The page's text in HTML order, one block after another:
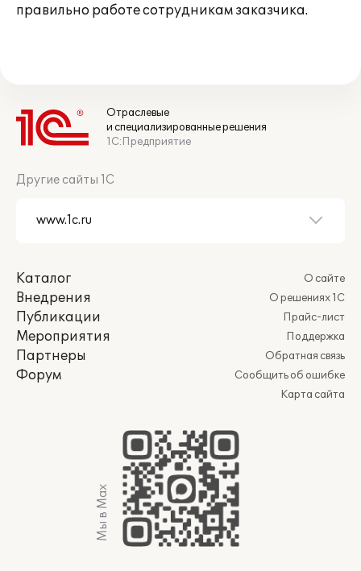
правильно работе сотрудникам заказчика.
Отраслевые
и специализированные решения
1С:Предприятие
Другие сайты 1С
Каталог
Внедрения
Публикации
Мероприятия
Партнеры
Форум
О сайте
О решениях 1С
Прайс-лист
Поддержка
Обратная связь
Сообщить об ошибке
Карта сайта
Мы в Max